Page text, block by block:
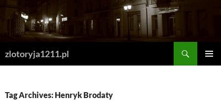
Skip
content
zlotoryja1211.pl
Tag Archives: Henryk Brodaty